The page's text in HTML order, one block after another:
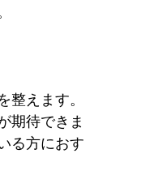
えます。
期待できま
る方におす